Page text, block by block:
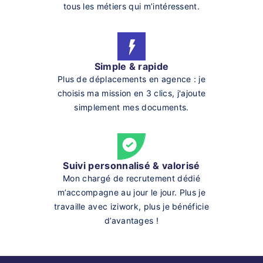
tous les métiers qui m’intéressent.
Simple & rapide
Plus de déplacements en agence : je
choisis ma mission en 3 clics, j'ajoute
simplement mes documents.
Suivi personnalisé & valorisé
Mon chargé de recrutement dédié
m’accompagne au jour le jour. Plus je
travaille avec iziwork, plus je bénéficie
d’avantages !